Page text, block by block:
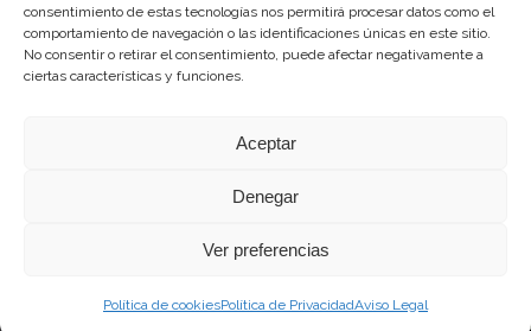
consentimiento de estas tecnologías nos permitirá procesar datos como el
comportamiento de navegación o las identificaciones únicas en este sitio.
No consentir o retirar el consentimiento, puede afectar negativamente a
ciertas características y funciones.
Aceptar
Denegar
Ver preferencias
Política de cookiesPolítica de PrivacidadAviso Legal
Regulador es financiada, parcialmente, por el Gobierno de
Canarias
Instituto Canario de Calidad Agroalimentaria